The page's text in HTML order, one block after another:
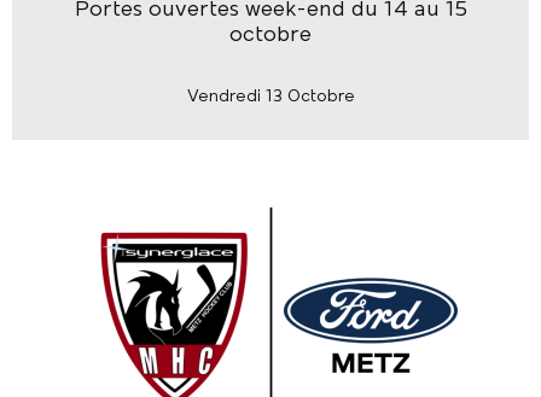
Portes ouvertes week-end du 14 au 15
octobre
Vendredi 13 Octobre